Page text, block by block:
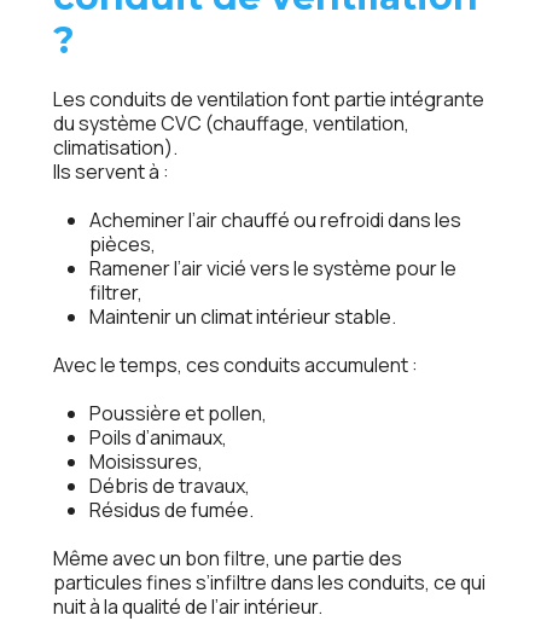
?
Les conduits de ventilation font partie intégrante
du système CVC (chauffage, ventilation,
climatisation).
Ils servent à :
Acheminer l’air chauffé ou refroidi dans les
pièces,
Ramener l’air vicié vers le système pour le
filtrer,
Maintenir un climat intérieur stable.
Avec le temps, ces conduits accumulent :
Poussière et pollen,
Poils d’animaux,
Moisissures,
Débris de travaux,
Résidus de fumée.
Même avec un bon filtre, une partie des
particules fines s’infiltre dans les conduits, ce qui
nuit à la qualité de l’air intérieur.